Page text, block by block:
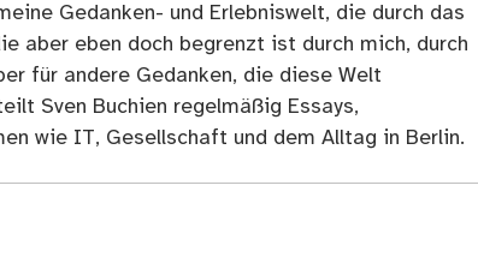
Gedanken- und Erlebniswelt, die durch das
aber eben doch begrenzt ist durch mich, durch
für andere Gedanken, die diese Welt
Sven Buchien regelmäßig Essays,
wie IT, Gesellschaft und dem Alltag in Berlin.